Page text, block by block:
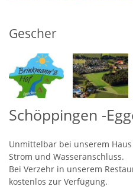
Gescher
Schöppingen -
Unmittelbar bei unserem
Strom und Wasseranschluss.
Bei Verzehr in unserem
kostenlos zur Verfügung.